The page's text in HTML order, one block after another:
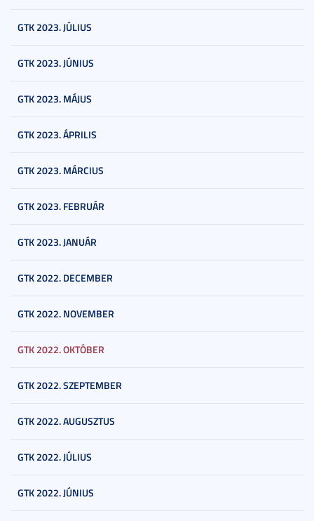
GTK 2023. JÚLIUS
GTK 2023. JÚNIUS
GTK 2023. MÁJUS
GTK 2023. ÁPRILIS
GTK 2023. MÁRCIUS
GTK 2023. FEBRUÁR
GTK 2023. JANUÁR
GTK 2022. DECEMBER
GTK 2022. NOVEMBER
GTK 2022. OKTÓBER
GTK 2022. SZEPTEMBER
GTK 2022. AUGUSZTUS
GTK 2022. JÚLIUS
GTK 2022. JÚNIUS